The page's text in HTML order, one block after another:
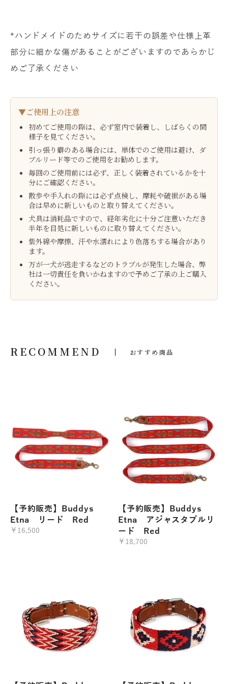
*ハンドメイドのためサイズに若干の誤差や仕様上革
部分に細かな傷があることがございますのであらかじ
めご了承ください
▼ご使用上の注意
初めてご使用の際は、必ず室内で装着し、しばらくの間
様子を見てください。
引っ張り癖のある場合には、単体でのご使用は避け、ダ
ブルリード等でのご使用をお勧めします。
毎回のご使用前には必ず、正しく装着されているかを十
分にご確認ください。
散歩や手入れの際には必ず点検し、摩耗や破損がある場
合は早めに新しいものと取り替えてください。
犬具は消耗品ですので、経年劣化に十分ご注意いただき
半年を目処に新しいものに取り替えてください。
紫外線や摩擦、汗や水濡れにより色落ちする場合があり
ます。
万が一犬が逃走するなどのトラブルが発生した場合、弊
社は一切責任を負いかねますので予めご了承の上ご購入
ください。
RECOMMEND おすすめ商品
【予約販売】Buddys
Etna リード Red
￥16,500
【予約販売】Buddys
Etna アジャスタブルリ
ード Red
￥18,700